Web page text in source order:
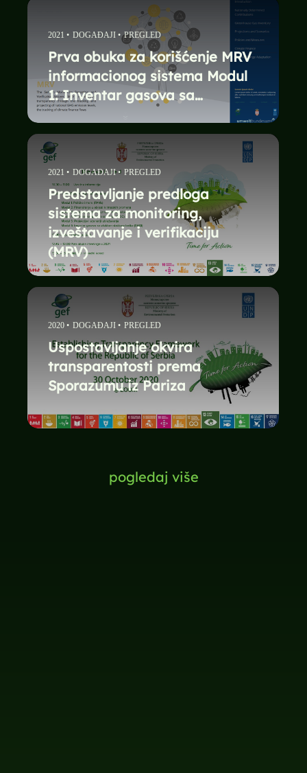
2021 • DOGAĐAJI • PREGLED
Prva obuka za korišćenje MRV
informacionog sistema Modul
1: Inventar gasova sa…
2021 • DOGAĐAJI• PREGLED
Predstavljanje predloga
sistema za monitoring,
izveštavanje i verifikaciju
(MRV)
2020 • DOGAĐAJI • PREGLED
Uspostavljanje okvira
transparentosti prema
Sporazumu iz Pariza
pogledaj više